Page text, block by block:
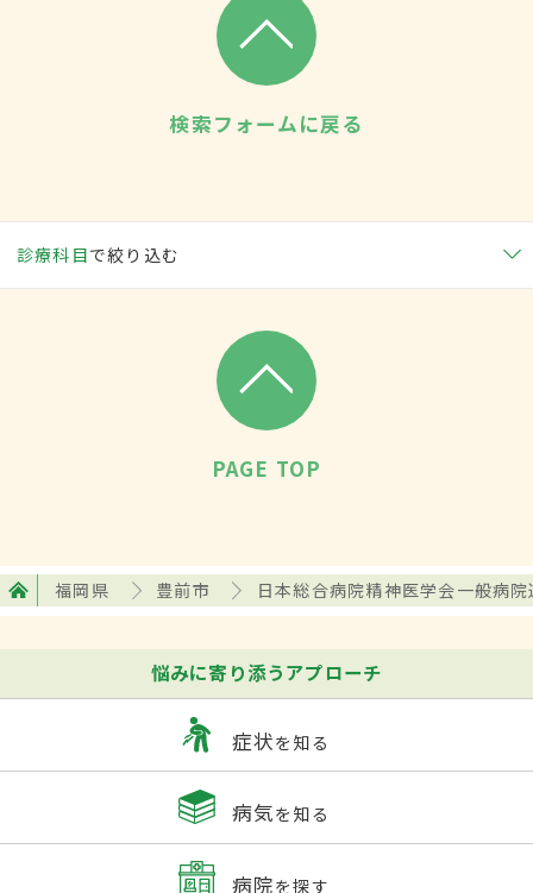
検索フォームに戻る
診療科目で絞り込む
PAGE TOP
福岡県 豊前市 日本総合病院精神医学会一般病
悩みに寄り添うアプローチ
症状を知る
病気を知る
病院を探す